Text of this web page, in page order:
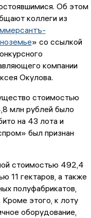
Об этом
коллеги из
» со ссылкой
компании
Окулова.
стоимостью
млн рублей было
на 43 лота и
был признан
стоимостью 492,4
11 гектаров, а также
полуфабрикатов,
этого, к лоту
оборудование,